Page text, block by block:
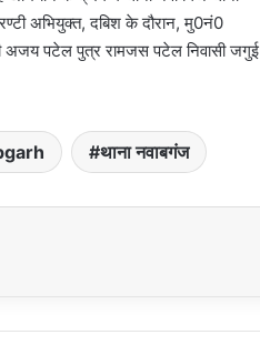
अभियुक्त, दबिश के दौरान, मु0नं0
पटेल पुत्र रामजस पटेल निवासी जगुई
थाना नवाबगंज